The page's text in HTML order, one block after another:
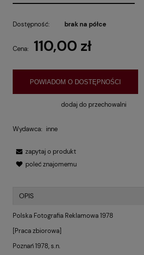
Dostępność: brak na półce
Cena: 110,00 zł
POWIADOM O DOSTĘPNOŚCI
dodaj do przechowalni
Wydawca: inne
zapytaj o produkt
poleć znajomemu
OPIS
Polska Fotografia Reklamowa 1978
[Praca zbiorowa]
Poznań 1978, s.n.